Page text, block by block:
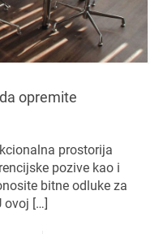
opremite
prostorija
pozive kao i
bitne odluke za
ovoj […]